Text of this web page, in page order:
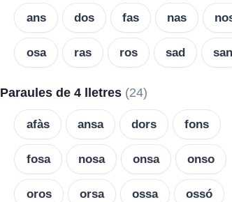
ans dos fas nas
osa ras ros sad san
Paraules de 4 lletres (24)
afàs ansa dors fons
fosa nosa onsa onso
oros orsa ossa ossó